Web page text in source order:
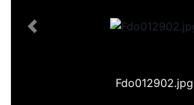
Fdo012902.jpg
Previous